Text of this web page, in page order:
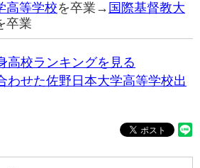
高等学校を卒業→ 国際基督教大
卒業
高校ランキングを見る
わせた佐野日本大学高等学校出